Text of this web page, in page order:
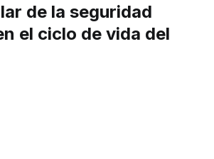
de la seguridad
el ciclo de vida del